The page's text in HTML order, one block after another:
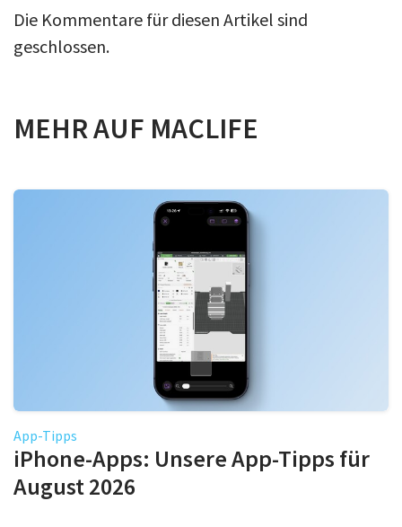
Die Kommentare für diesen Artikel sind
geschlossen.
MEHR AUF MACLIFE
App-Tipps
iPhone-Apps: Unsere App-Tipps für
August 2026